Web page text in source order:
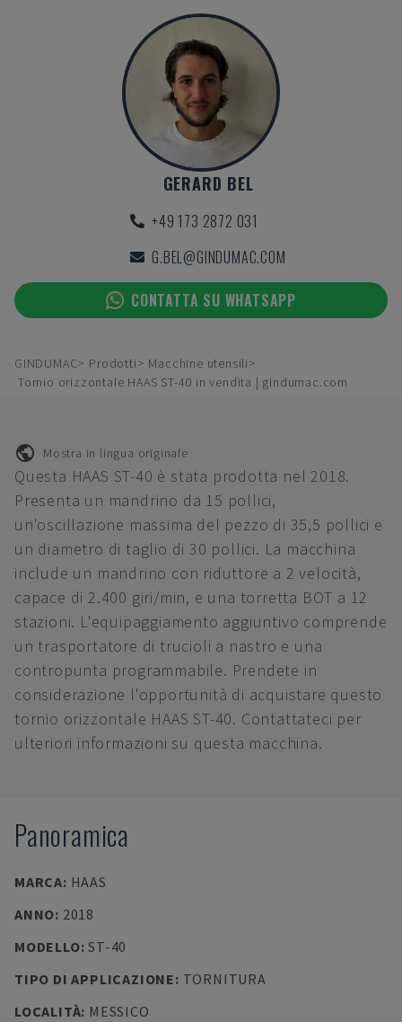
GERARD BEL
+49 173 2872 031
G.BEL@GINDUMAC.COM
CONTATTA SU WHATSAPP
GINDUMAC Prodotti
Macchine utensili
Tornio orizzontale HAAS ST-40 in vendita | gindumac.com
Mostra in lingua originale
Questa HAAS ST-40 è stata prodotta nel 2018.
Presenta un mandrino da 15 pollici,
un'oscillazione massima del pezzo di 35,5 pollici e
un diametro di taglio di 30 pollici. La macchina
include un mandrino con riduttore a 2 velocità,
capace di 2.400 giri/min, e una torretta BOT a 12
stazioni. L'equipaggiamento aggiuntivo comprende
un trasportatore di trucioli a nastro e una
contropunta programmabile. Prendete in
considerazione l'opportunità di acquistare questo
tornio orizzontale HAAS ST-40. Contattateci per
ulteriori informazioni su questa macchina.
Panoramica
MARCA: HAAS
ANNO: 2018
MODELLO:ST-40
TIPO DI APPLICAZIONE: TORNITURA
LOCALITÀ: MESSICO